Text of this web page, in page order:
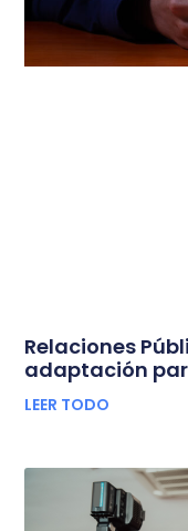
Relaciones
adaptación
LEER TODO